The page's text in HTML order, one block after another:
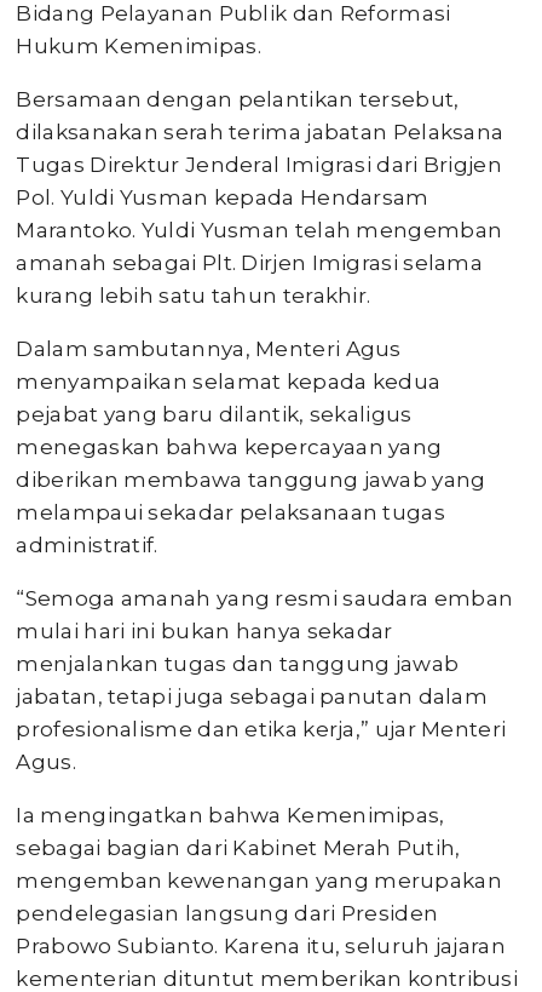
Bidang Pelayanan Publik dan Reformasi
Hukum Kemenimipas.
Bersamaan dengan pelantikan tersebut,
dilaksanakan serah terima jabatan Pelaksana
Tugas Direktur Jenderal Imigrasi dari Brigjen
Pol. Yuldi Yusman kepada Hendarsam
Marantoko. Yuldi Yusman telah mengemban
amanah sebagai Plt. Dirjen Imigrasi selama
kurang lebih satu tahun terakhir.
Dalam sambutannya, Menteri Agus
menyampaikan selamat kepada kedua
pejabat yang baru dilantik, sekaligus
menegaskan bahwa kepercayaan yang
diberikan membawa tanggung jawab yang
melampaui sekadar pelaksanaan tugas
administratif.
“Semoga amanah yang resmi saudara emban
mulai hari ini bukan hanya sekadar
menjalankan tugas dan tanggung jawab
jabatan, tetapi juga sebagai panutan dalam
profesionalisme dan etika kerja,” ujar Menteri
Agus.
Ia mengingatkan bahwa Kemenimipas,
sebagai bagian dari Kabinet Merah Putih,
mengemban kewenangan yang merupakan
pendelegasian langsung dari Presiden
Prabowo Subianto. Karena itu, seluruh jajaran
kementerian dituntut memberikan kontribusi